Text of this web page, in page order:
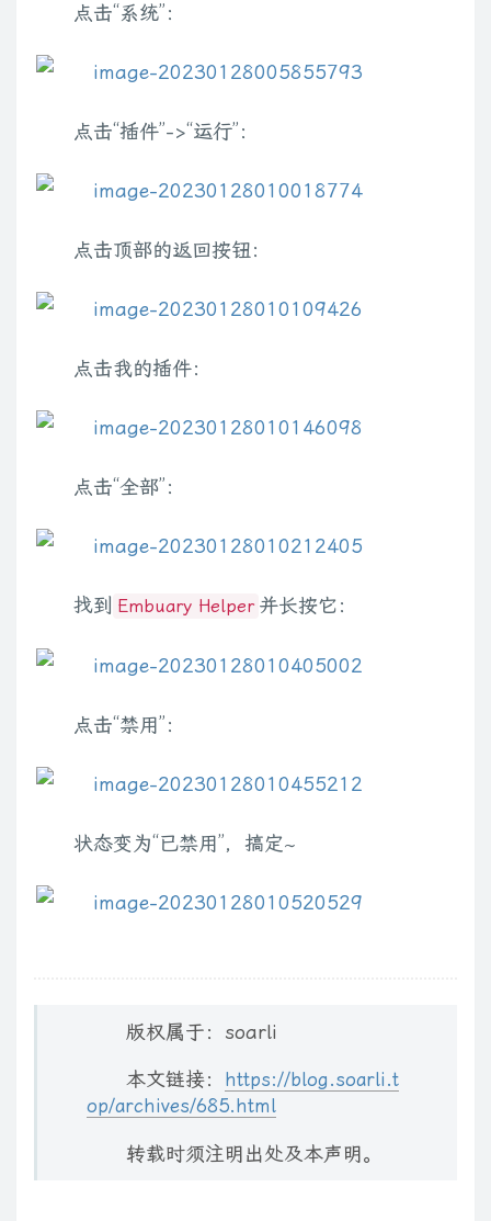
点击“系统”：
点击“插件”->“运行”：
点击顶部的返回按钮：
点击我的插件：
点击“全部”：
找到 Embuary Helper 并长按它：
点击“禁用”：
状态变为“已禁用”，搞定~
版权属于：soarli
本文链接：
https://blog.soarli.t
op/archives/685.html
转载时须注明出处及本声明。